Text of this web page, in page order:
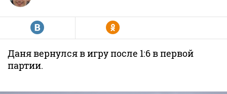
R Y
Даня вернулся в игру после 1:6 в первой
партии.